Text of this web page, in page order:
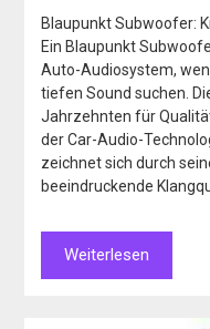
Blaupunkt Subwoofer:
Ein Blaupunkt
Auto-Audiosystem,
tiefen Sound suchen.
Jahrzehnten für
der Car-Audio-
zeichnet sich durch
beeindruckende
Weiterlesen